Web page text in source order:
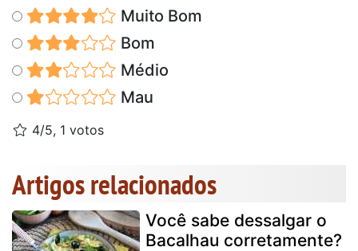
Muito Bom
Bom
Médio
Mau
4/5, 1 votos
Artigos relacionados
Você sabe dessalgar o
Bacalhau corretamente?